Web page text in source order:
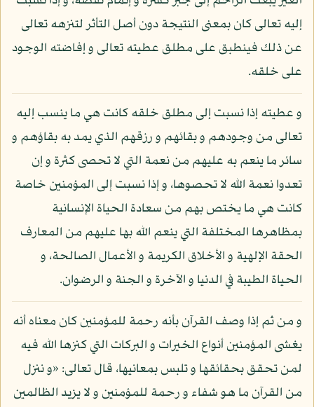
إليه تعالى كان بمعنى النتيجة دون أصل التأثر لتنزهه تعالى
عن ذلك فينطبق على مطلق عطيته تعالى و إفاضته الوجود
على خلقه.
و عطيته إذا نسبت إلى مطلق خلقه كانت هي ما ينسب إليه
تعالى من وجودهم و بقائهم و رزقهم الذي يمد به بقاؤهم و
سائر ما ينعم به عليهم من نعمة التي لا تحصى كثرة و إن
تعدوا نعمة الله لا تحصوها، و إذا نسبت إلى المؤمنين خاصة
كانت هي ما يختص بهم من سعادة الحياة الإنسانية
بمظاهرها المختلفة التي ينعم الله بها عليهم من المعارف
الحقة الإلهية و الأخلاق الكريمة و الأعمال الصالحة، و
الحياة الطيبة في الدنيا و الآخرة و الجنة و الرضوان.
و من ثم إذا وصف القرآن بأنه رحمة للمؤمنين كان معناه أنه
يغشى المؤمنين أنواع الخيرات و البركات التي كنزها الله فيه
لمن تحقق بحقائقها و تلبس بمعانيها، قال تعالى: «و ننزل
من القرآن ما هو شفاء و رحمة للمؤمنين و لا يزيد الظالمين